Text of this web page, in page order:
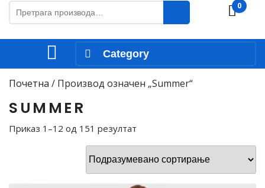
Претрага
за:
Cart
0
Open
Menu
Category
Почетна / Производ oзначен „Summer“
SUMMER
Приказ 1–12 од 151 резултат